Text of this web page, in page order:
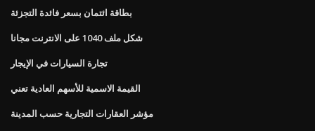
بطاقة ائتمان بسعر فائدة التجزئة
شكل ملف 1040 على الانترنت مجانا
تجارة السيارات في الإيجار
القيمة الاسمية للأسهم العادية تعني
مؤشر العقارات التجارية حسب المدينة